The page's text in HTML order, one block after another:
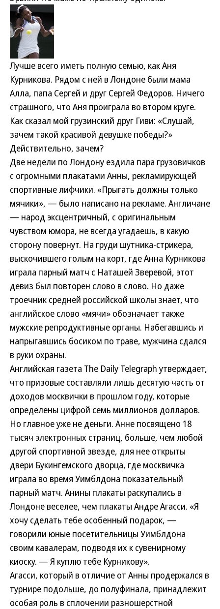
Лучше всего иметь полную семью, как Аня
Курникова. Рядом с ней в Лондоне были мама
Алла, папа Сергей и друг Сергей Федоров. Ничего
страшного, что Аня проиграла во втором круге.
Как сказал мой грузинский друг Гиви: «Слушай,
зачем такой красивой девушке победы?»
Действительно, зачем?
Две недели по Лондону ездила пара грузовичков
с огромными плакатами Анны, рекламирующей
спортивные лифчики. «Прыгать должны только
мячики», — было написано на рекламе. Англичане
— народ эксцентричный, с оригинальным
чувством юмора, не всегда угадаешь, в какую
сторону повернут. На груди шутника-стрикера,
выскочившего голым на корт, где Анна Курникова
играла парный матч с Наташей Зверевой, этот
девиз был повторен слово в слово. Но даже
троечник средней российской школы знает, что
английское слово «мячи» обозначает также
мужские репродуктивные органы. Набегавшись и
напрыгавшись босиком по траве, мужчина сдался
в руки охраны.
Английская газета The Daily Telegraph утверждает,
что призовые составляли лишь десятую часть от
доходов москвички в прошлом году, которые
определены цифрой семь миллионов долларов.
Но главное уже не деньги. Анне посвящено 18
тысяч электронных страниц, больше, чем любой
другой спортивной звезде, для нее открыты
двери Букингемского дворца, где москвичка
играла во время Уимблдона показательный
парный матч. Анины плакаты раскупались в
Лондоне веселее, чем плакаты Андре Агасси. «Я
хочу сделать тебе особенный подарок, —
говорили юные посетительницы Уимблдона
своим кавалерам, подводя их к сувенирному
киоску. — Я куплю тебе Курникову».
Агасси, который в отличие от Анны продержался в
турнире подольше, до полуфинала, принадлежит
особая роль в сплочении разношерстной